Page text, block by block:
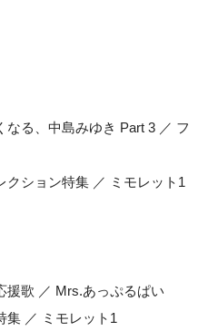
る、中島みゆき Part 3 ／ フ
ション特集 ／ ミモレット1
歌 ／ Mrs.あっぷるぱい
／ ミモレット1